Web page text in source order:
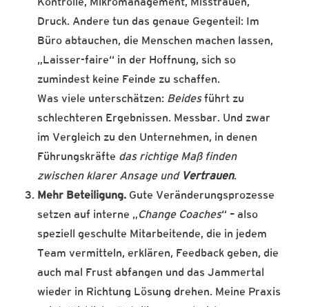
Kontrolle, Mikromanagement, Misstrauen,
Druck. Andere tun das genaue Gegenteil: Im
Büro abtauchen, die Menschen machen lassen,
„Laisser-faire“ in der Hoffnung, sich so
zumindest keine Feinde zu schaffen.
Was viele unterschätzen: Beidesführt zu
schlechteren Ergebnissen. Messbar. Und zwar
im Vergleich zu den Unternehmen, in denen
Führungskräfte das richtige Maß finden
zwischen klarer Ansage und Vertrauen.
Mehr Beteiligung. Gute Veränderungsprozesse
setzen auf interne „Change Coaches“ – also
speziell geschulte Mitarbeitende, die in jedem
Team vermitteln, erklären, Feedback geben, die
auch mal Frust abfangen und das Jammertal
wieder in Richtung Lösung drehen. Meine Praxis